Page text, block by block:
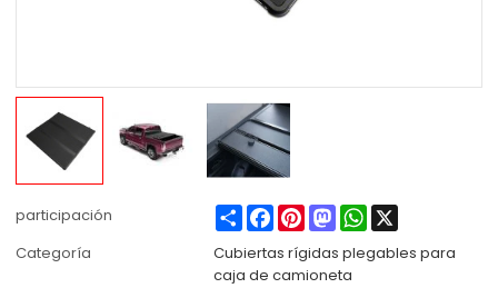
participación ShareFacebook
PinterestMastodonWhatsApp
Categoría
Cubiertas rígidas plegables para
caja de camioneta